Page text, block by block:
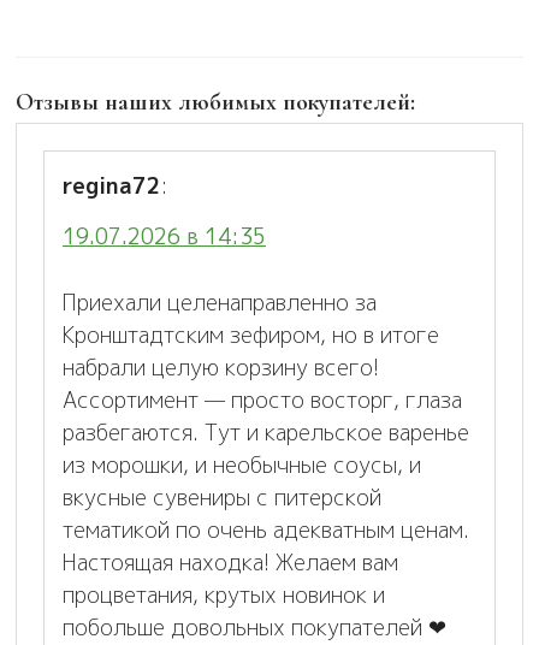
Отзывы наших любимых покупателей:
regina72:
19.07.2026 в 14:35
Приехали целенаправленно за
Кронштадтским зефиром, но в итоге
набрали целую корзину всего!
Ассортимент — просто восторг, глаза
разбегаются. Тут и карельское варенье
из морошки, и необычные соусы, и
вкусные сувениры с питерской
тематикой по очень адекватным ценам.
Настоящая находка! Желаем вам
процветания, крутых новинок и
побольше довольных покупателей ❤